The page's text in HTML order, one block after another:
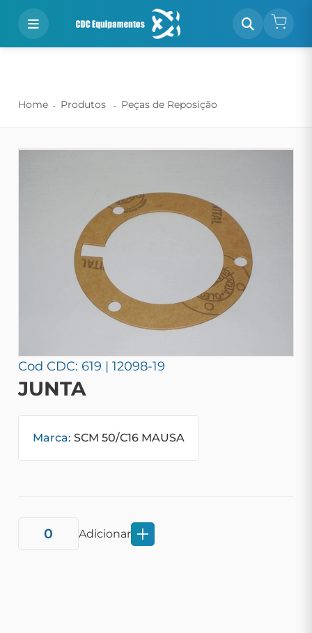
Home Produtos Peças de Reposição
Cod CDC: 619 | 12098-19
JUNTA
Marca: SCM 50/C16 MAUSA
Adicionar